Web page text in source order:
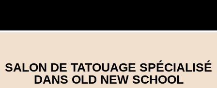
SALON DE TATOUAGE SPÉCIALISÉ
DANS OLD NEW SCHOOL